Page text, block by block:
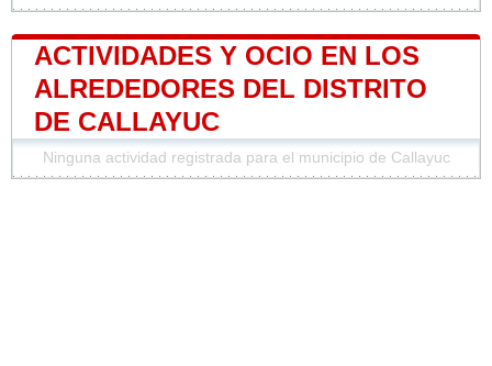
ACTIVIDADES Y OCIO EN LOS
ALREDEDORES DEL DISTRITO
DE CALLAYUC
Ninguna actividad registrada para el municipio de Callayuc